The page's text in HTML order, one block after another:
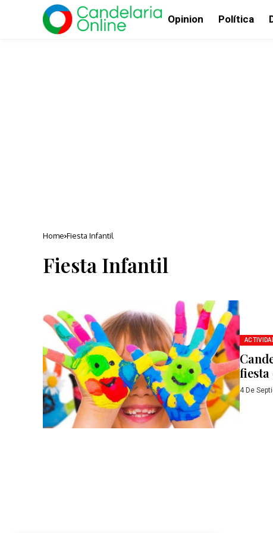
Opinion Política
Home Fiesta Infantil
Fiesta Infantil
fiesta
4 De